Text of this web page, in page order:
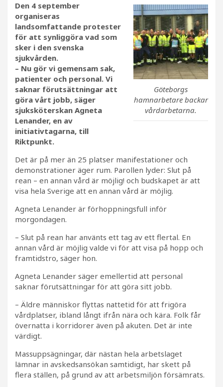
Göteborgs
hamnarbetare backar
vårdarbetarna.
Den 4 september
organiseras
landsomfattande protester
för att synliggöra vad som
sker i den svenska
sjukvården.
– Nu gör vi gemensam sak,
patienter och personal. Vi
saknar förutsättningar att
göra vårt jobb, säger
sjuksköterskan Agneta
Lenander, en av
initiativtagarna, till
Riktpunkt.
Det är på mer än 25 platser manifestationer och
demonstrationer äger rum. Parollen lyder: Slut på
rean – en annan vård är möjlig! och budskapet är att
visa hela Sverige att en annan vård är möjlig.
Agneta Lenander är förhoppningsfull inför
morgondagen.
– Slut på rean har använts ett tag av ett flertal. En
annan vård är möjlig valde vi för att visa på hopp och
framtidstro, säger hon.
Agneta Lenander säger emellertid att personal
saknar förutsättningar för att göra sitt jobb.
– Äldre människor flyttas nattetid för att frigöra
vårdplatser, ibland långt ifrån nära och kära. Folk får
övernatta i korridorer även på akuten. Det är inte
värdigt.
Massuppsägningar, där nästan hela arbetslaget
lämnar in avskedsansökan samtidigt, har skett på
flera ställen, på grund av att arbetsmiljön försämrats.